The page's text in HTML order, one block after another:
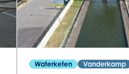
Waterketen Vanderkamp